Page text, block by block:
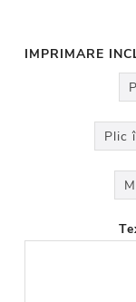
IMPRIMARE
Plic